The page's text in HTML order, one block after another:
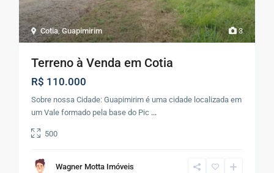
3
Cotia,Guapimirim
Terreno à Venda em Cotia
R$ 110.000
Sobre nossa Cidade: Guapimirim é uma cidade localizada em
um Vale formado pela base do Pic ...
500
Wagner Motta Imóveis